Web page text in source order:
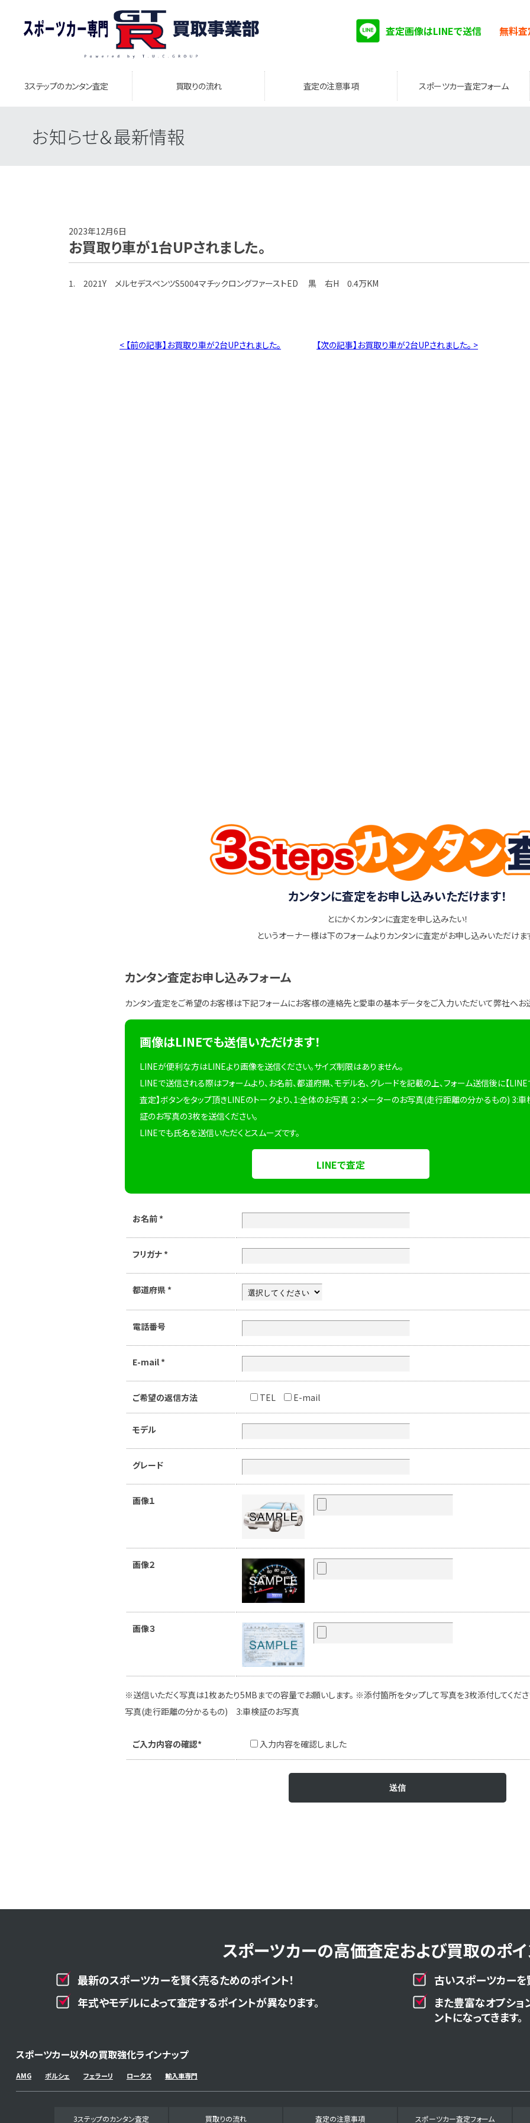
査定画像はLINEで送信 無料査
3ステップのカンタン査定 買取りの流れ 査定の注意事項 スポーツカー査定フォーム
お知らせ＆最新情報
2023年12月6日
お買取り車が1台UPされました。
1. 2021Y メルセデスベンツS5004マチックロングファーストED 黒 右H 0.4万KM
< 【前の記事】お買取り車が2台UPされました。 【次の記事】お買取り車が2台UPされました。 >
カンタンに査定をお申し込みいただけます！
とにかくカンタンに査定を申し込みたい！
というオーナー様は下のフォームよりカンタンに査定がお申し込みいただけま
カンタン査定お申し込みフォーム
カンタン査定をご希望のお客様は下記フォームにお客様の連絡先と愛車の基本データをご入力いただいて弊社へお
画像はLINEでも送信いただけます！
LINEが便利な方はLINEより画像を送信ください。サイズ制限はありません。
LINEで送信される際はフォームより、お名前、都道府県、モデル名、グレードを記載の上、フォーム送信後に【LINE
査定】ボタンをタップ頂きLINEのトークより、1:全体のお写真 ２：メーターのお写真(走行距離の分かるもの) 3:車
証のお写真の3枚を送信ください。
LINEでも氏名を送信いただくとスムーズです。
LINEで査定
お名前 *
フリガナ *
都道府県 *
電話番号
E-mail *
ご希望の返信方法 TEL E-mail
モデル
グレード
画像１
画像２
画像３
※送信いただく写真は1枚あたり5MBまでの容量でお願いします。 ※添付箇所をタップして写真を3枚添付してくだ
写真(走行距離の分かるもの) 3:車検証のお写真
ご入力内容の確認* 入力内容を確認しました
スポーツカーの高価査定および買取のポイ
最新のスポーツカーを賢く売るためのポイント！
古いスポーツカーを
年式やモデルによって査定するポイントが異なります。
また豊富なオプシ
ントになってきます。
スポーツカー以外の買取強化ラインナップ
AMG ポルシェ フェラーリ ロータス 輸入車専門
3ステップのカンタン査定 買取りの流れ 査定の注意事項 スポーツカー査定フォーム